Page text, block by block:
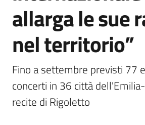
allarga le sue
nel territorio”
Fino a settembre previsti 77
concerti in 36 città
recite di Rigoletto